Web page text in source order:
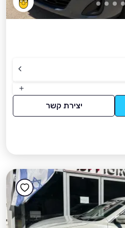
יצירת קשר